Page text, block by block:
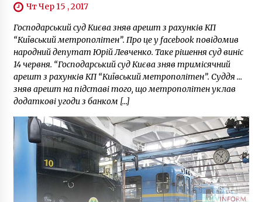
Чт Чер 15 , 2017
Господарський суд Києва зняв арешт з рахунків КП
“Київський метрополітен”. Про це у facebook повідомив
народний депутат Юрій Левченко. Таке рішення суд виніс
14 червня. “Господарський суд Києва зняв тримісячний
арешт з рахунків КП “Київський метрополітен”. Суддя …
зняв арешт на підставі того, що метрополітен уклав
додаткові угоди з банком […]